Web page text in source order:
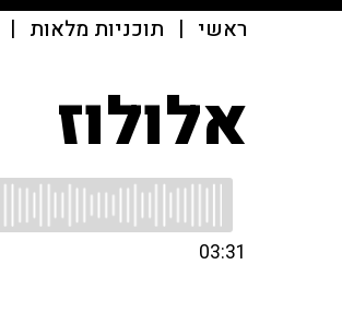
ראשי | תוכניות מלאות |
אלולוז
03:31